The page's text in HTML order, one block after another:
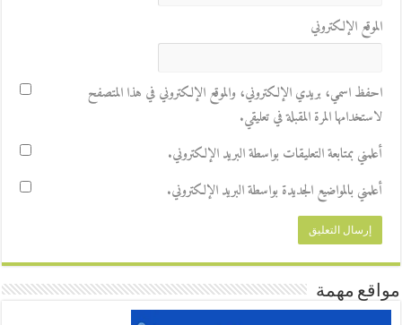
الموقع الإلكتروني
احفظ اسمي، بريدي الإلكتروني، والموقع الإلكتروني في هذا المتصفح
لاستخدامها المرة المقبلة في تعليقي.
أعلمني بمتابعة التعليقات بواسطة البريد الإلكتروني.
أعلمني بالمواضيع الجديدة بواسطة البريد الإلكتروني.
مواقع مهمة